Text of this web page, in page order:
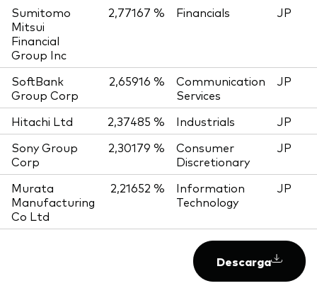
Sumitomo
Mitsui
Financial
Group Inc
2,77167 % Financials JP
SoftBank
Group Corp
2,65916 %
Communication
Services
JP
Hitachi Ltd 2,37485 % Industrials
JP
Sony Group
Corp
2,30179 %
Consumer
Discretionary
JP
Murata
Manufacturing
Co Ltd
2,21652 %
Information
Technology
JP
Descarga